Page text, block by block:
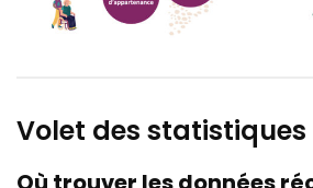
Volet des statistiques